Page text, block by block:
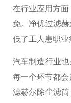
在行业应用方
免。净优过滤
低了工人患职
汽车制造行业
每一个环节都
滤赫尔除尘滤